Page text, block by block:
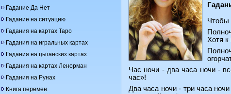
Чтобы
Хотя к
Час ночи - два часа ночи -
час»!
Два часа ночи - три часа
Гадание Да Нет
Гадание на ситуацию
Гадания на картах Таро
Гадания на игральных картах
Гадания на цыганских картах
Гадания на картах Ленорман
Гадания на Рунах
Книга перемен